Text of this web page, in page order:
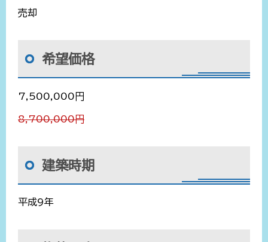
売却
希望価格
7,500,000円
8,700,000円
建築時期
平成9年